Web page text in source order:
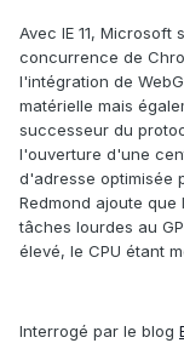
Avec IE 11,
concurrence de
l'intégration de
matérielle mais
successeur du
l'ouverture d'une
d'adresse optimisée
Redmond ajoute que
tâches lourdes au
élevé, le CPU étant
Interrogé par le blog